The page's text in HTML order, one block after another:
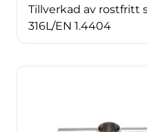
Tillverkad av rostfritt
316L/EN 1.4404